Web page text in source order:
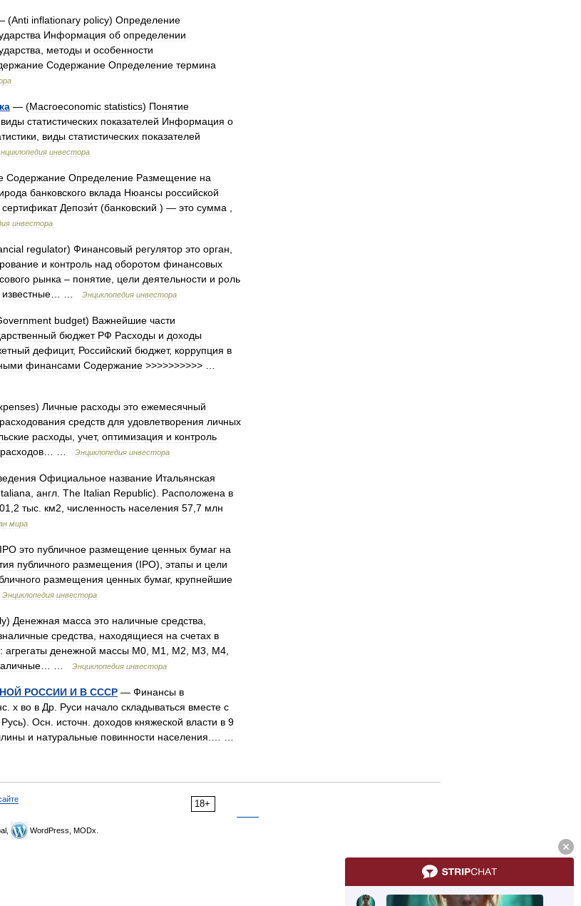
(Anti inflationary policy) Определение
Информация об определении
методы и особенности
Содержание Определение термина
— (Macroeconomic statistics) Понятие
виды статистических показателей Информация о
виды статистических показателей
инвестора
Содержание Определение Размещение на
банковского вклада Нюансы российской
сертификат Депози́т(банковский ) — это сумма
инвестора
regulator) Финансовый регулятор это орган
и контроль над оборотом финансовых
рынка – понятие цели деятельности и роль
известные Энциклопедия инвестора
budget) Важнейшие части
бюджет РФ Расходы и доходы
дефицит, Российский бюджет, коррупция в
финансами Содержание >>>>>>>>>> …
) Личные расходы это ежемесячный
расходования средств для удовлетворения личных
расходы учет, оптимизация и контроль
расходов Энциклопедия инвестора
Официальное название Итальянская
англ The Italian Republic). Расположена в
2 тыс км2 численность населения 57 7 млн
мира
IPO это публичное размещение ценных бумаг на
публичного размещения (IPO), этапы и цели
размещения ценных бумаг, крупнейшие
Энциклопедия инвестора
) Денежная масса это наличные средства
средства находящиеся на счетах в
агрегаты денежной массы М0 М1 М2 М3 М4
Энциклопедия инвестора
РОССИИ И В СССР — Финансы в
х во в Др Руси начало складываться вместе с
Русь). Осн источн доходов княжеской власти в 9
и натуральные повинности населения
18+
WordPress, MODx.